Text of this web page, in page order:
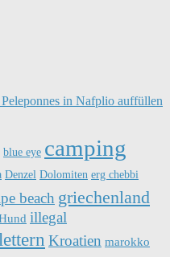
in Nafplio auffüllen
blue eye camping
Denzel Dolomiten erg chebbi
beach griechenland
illegal
Kroatien marokko